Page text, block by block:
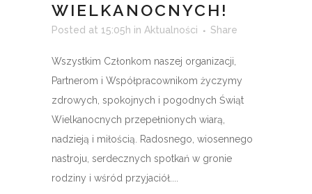
WIELKANOCNYCH!
Posted at 15:05h in Aktualności Share
Wszystkim Członkom naszej organizacji,
Partnerom i Współpracownikom życzymy
zdrowych, spokojnych i pogodnych Świąt
Wielkanocnych przepełnionych wiarą,
nadzieją i miłością. Radosnego, wiosennego
nastroju, serdecznych spotkań w gronie
rodziny i wśród przyjaciół....